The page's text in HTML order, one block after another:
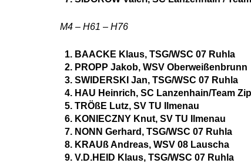
M4 – H61 – H76
BAACKE Klaus, TSG/WSC 07 Ruhla
PROPP Jakob, WSV Oberweißenbrunn
SWIDERSKI Jan, TSG/WSC 07 Ruhla
HAU Heinrich, SC Lanzenhain/Team
TRÖßE Lutz, SV TU Ilmenau
KONIECZNY Knut, SV TU Ilmenau
NONN Gerhard, TSG/WSC 07 Ruhla
KRAUß Andreas, WSV 08 Lauscha
V.D.HEID Klaus, TSG/WSC 07 Ruhla